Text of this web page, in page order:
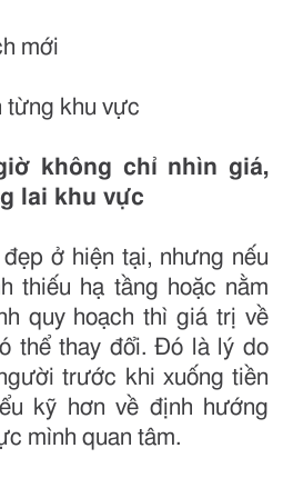
mới
từng khu vực
không chỉ nhìn giá,
lai khu vực
ở hiện tại, nhưng nếu
thiếu hạ tầng hoặc nằm
quy hoạch thì giá trị về
thể thay đổi. Đó là lý do
trước khi xuống tiền
kỹ hơn về định hướng
mình quan tâm.